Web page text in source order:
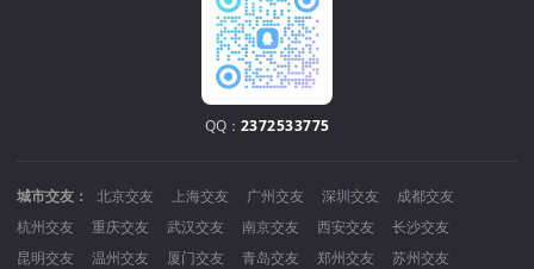
QQ： 2372533775
城市交友： 北京交友 上海交友 广州交友 深圳交友
成都交友
杭州交友
重庆交友 武汉交友 南京交友 西安交友
长沙交友
昆明交友
温州交友 厦门交友 青岛交友 郑州交友
苏州交友